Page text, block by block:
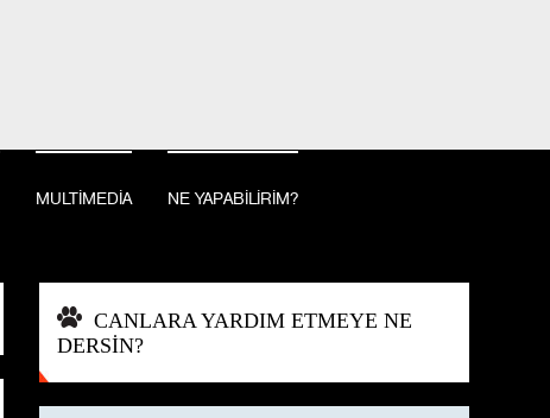
MULTİMEDİA NE YAPABİLİRİM?
CANLARA YARDIM ETMEYE NE
DERSİN?